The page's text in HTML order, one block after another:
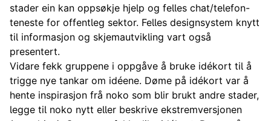
stader ein kan oppsøkje hjelp og felles chat/telefon-
teneste for offentleg sektor. Felles designsystem knytt
til informasjon og skjemautvikling vart også
presentert.
Vidare fekk gruppene i oppgåve å bruke idékort til å
trigge nye tankar om idéene. Døme på idékort var å
hente inspirasjon frå noko som blir brukt andre stader,
legge til noko nytt eller beskrive ekstremversjonen